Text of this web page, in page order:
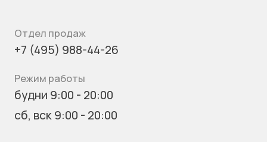
Отдел продаж
+7 (495) 988-44-26
Режим работы
будни 9:00 - 20:00
сб, вск 9:00 - 20:00